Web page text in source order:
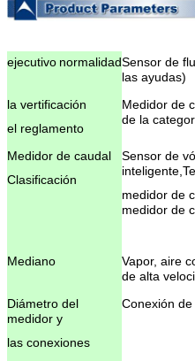
ejecutivo normalidadSensor de
las ayudas)
la vertificación
el reglamento
Medidor de
de la
Medidor de caudal
Clasificación
Sensor de
inteligente,
medidor de
medidor de
Mediano
Vapor, aire
de alta
Diámetro del
medidor y
las conexiones
Conexión